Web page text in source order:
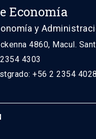
Economía
y
4860, Macul.
4303
+56 2 2354 4028